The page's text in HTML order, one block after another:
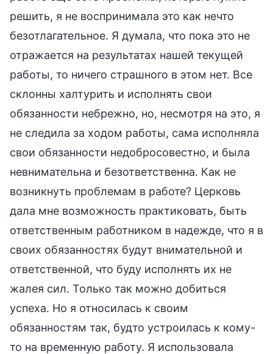
решить, я не воспринимала это как нечто
безотлагательное. Я думала, что пока это не
отражается на результатах нашей текущей
работы, то ничего страшного в этом нет. Все
склонны халтурить и исполнять свои
обязанности небрежно, но, несмотря на это, я
не следила за ходом работы, сама исполняла
свои обязанности недобросовестно, и была
невнимательна и безответственна. Как не
возникнуть проблемам в работе? Церковь
дала мне возможность практиковать, быть
ответственным работником в надежде, что я в
своих обязанностях будут внимательной и
ответственной, что буду исполнять их не
жалея сил. Только так можно добиться
успеха. Но я относилась к своим
обязанностям так, будто устроилась к кому-
то на временную работу. Я использовала